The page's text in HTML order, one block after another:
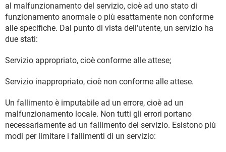
TIKTOK FACEBOOK
HARDWARE
INSTAGRAM WHATSAPP
TIKTOK FACEBOOK
al malfunzionamento del servizio, cioè ad uno stato di
funzionamento anormale o più esattamente non conforme
alle specifiche. Dal punto di vista dell'utente, un servizio ha
due stati:
Servizio appropriato, cioè conforme alle attese;
Servizio inappropriato, cioè non conforme alle attese.
Un fallimento è imputabile ad un errore, cioè ad un
malfunzionamento locale. Non tutti gli errori portano
necessariamente ad un fallimento del servizio. Esistono più
modi per limitare i fallimenti di un servizio: